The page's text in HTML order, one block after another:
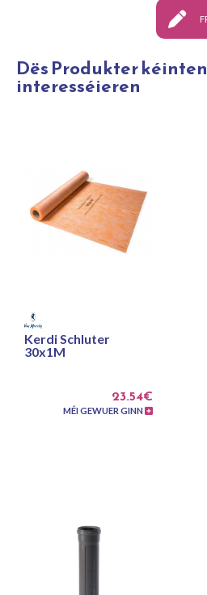
Dës Produkter
interesséieren
Kerdi Schluter
30x1M
23.54€
MÉI GEWUER GINN